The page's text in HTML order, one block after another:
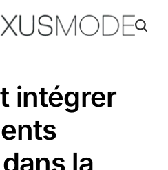
intégrer
la